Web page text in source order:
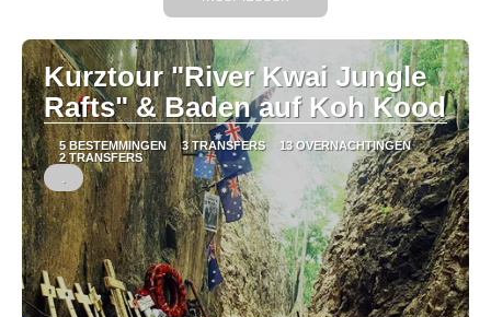
Kurztour "River Kwai Jungle
Rafts" & Baden auf Koh Kood
5 BESTEMMINGEN 3 TRANSFERS
13 OVERNACHTINGEN
2 TRANSFERS
.